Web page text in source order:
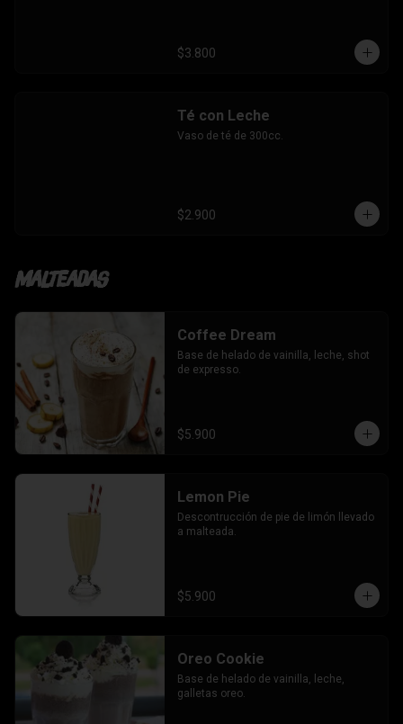
$3.800
Té con Leche
Vaso de té de 300cc.
$2.900
Malteadas
Coffee Dream
Base de helado de vainilla, leche, shot
de expresso.
$5.900
Lemon Pie
Descontrucción de pie de limón llevado
a malteada.
$5.900
Oreo Cookie
Base de helado de vainilla, leche,
galletas oreo.